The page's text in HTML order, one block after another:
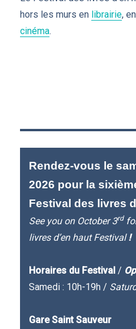
hors les murs en librairie,
cinéma.
Rendez-vous le
2026 pour la
Festival des livres
See you on October 3rd
livres d’en haut Festival!
Horaires du Festival /
Samedi : 10h-19h /
Gare Saint Sauveur